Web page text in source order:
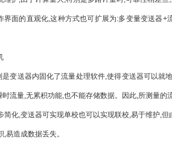
的直观化,这种方式也可扩展为:多变量变送器+
送器内固化了流量处理软件,使得变送器可以就
流量,无累积功能,也不能存储数据。因此,所测量的
,变送器可实现单校也可以实现联校,易于维护,但
易造成数据丢失。